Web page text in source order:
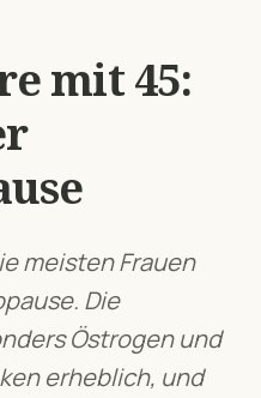
mit 45:
meisten Frauen
Die
Östrogen und
erheblich, und